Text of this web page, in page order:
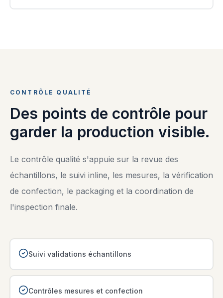
CONTRÔLE QUALITÉ
Des points de contrôle pour
garder la production visible.
Le contrôle qualité s'appuie sur la revue des
échantillons, le suivi inline, les mesures, la vérification
de confection, le packaging et la coordination de
l'inspection finale.
Suivi validations échantillons
Contrôles mesures et confection